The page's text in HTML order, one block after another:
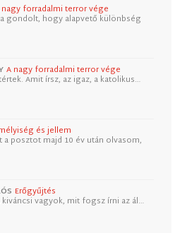
nagy forradalmi terror vége
gondolt, hogy alapvető különbség
A nagy forradalmi terror vége
Amit írsz, az igaz, a katolikus…
és jellem
a posztot majd 10 év után olvasom,
Erőgyűjtés
kiváncsi vagyok, mit fogsz írni az ál…